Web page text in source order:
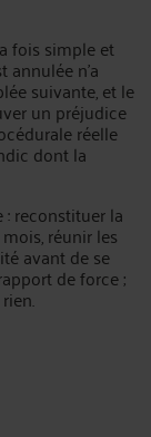
fois simple et
n’a
suivante, et le
un préjudice
réelle
dont la
: reconstituer la
réunir les
avant de se
de force ;